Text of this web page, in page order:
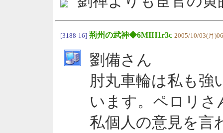
[3188-16] 荊州の武神◆6MIH1r3c 2005/10/03(月
劉備さん
肘丸車輪は私も強
います。ペロリさ
私個人の意見を言